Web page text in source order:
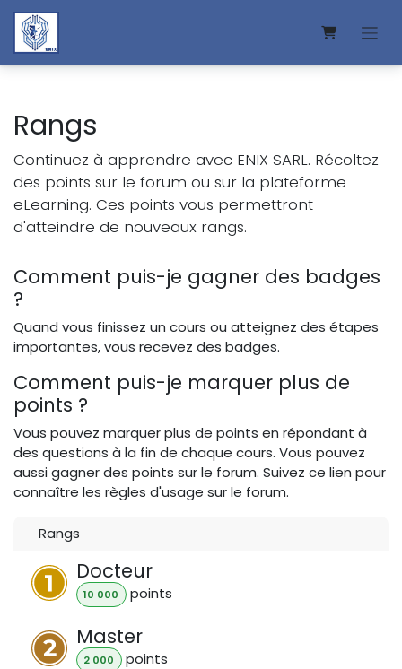
Se rendre au contenu
Rangs
Continuez à apprendre avec ENIX SARL. Récoltez
des points sur le forum ou sur la plateforme
eLearning. Ces points vous permettront
d'atteindre de nouveaux rangs.
Comment puis-je gagner des badges
?
Quand vous finissez un cours ou atteignez des étapes
importantes, vous recevez des badges.
Comment puis-je marquer plus de
points ?
Vous pouvez marquer plus de points en répondant à
des questions à la fin de chaque cours. Vous pouvez
aussi gagner des points sur le forum. Suivez ce lien pour
connaître les règles d'usage sur le forum.
Rangs
Docteur
10 000 points
Master
2 000 points